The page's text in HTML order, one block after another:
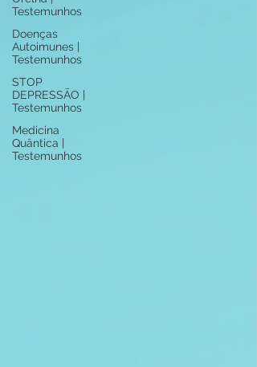
Testemunhos
Doenças
Autoimunes |
Testemunhos
STOP
DEPRESSÃO |
Testemunhos
Medicina
Quântica |
Testemunhos